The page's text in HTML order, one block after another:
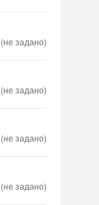
(не задано)
(не задано)
(не задано)
(не задано)